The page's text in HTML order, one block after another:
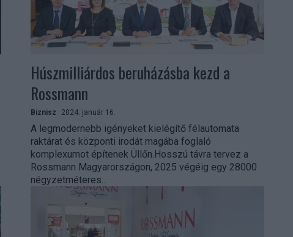
Húszmilliárdos beruházásba kezd a
Rossmann
Biznisz 2024. január 16.
A legmodernebb igényeket kielégítő félautomata
raktárat és központi irodát magába foglaló
komplexumot építenek Üllőn.Hosszú távra tervez a
Rossmann Magyarországon, 2025 végéig egy 28000
négyzetméteres...